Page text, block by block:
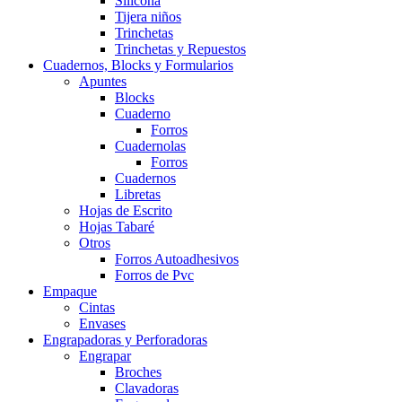
Tijera niños
Trinchetas
Trinchetas y Repuestos
Cuadernos, Blocks y Formularios
Apuntes
Blocks
Cuaderno
Forros
Cuadernolas
Forros
Cuadernos
Libretas
Hojas de Escrito
Hojas Tabaré
Otros
Forros Autoadhesivos
Forros de Pvc
Empaque
Cintas
Envases
Engrapadoras y Perforadoras
Engrapar
Broches
Clavadoras